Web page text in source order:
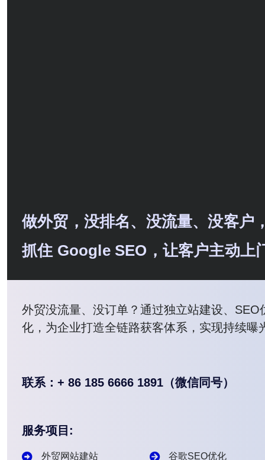
做外贸，没排名、没流量、没客户
抓住 Google SEO，让客户主动上
外贸没流量、没订单？通过独立站建设、
化，为企业打造全链路获客体系，实现持续曝
联系：+ 86 185 6666 1891（微信同号）
服务项目:
外贸网站建站 谷歌SEO优化